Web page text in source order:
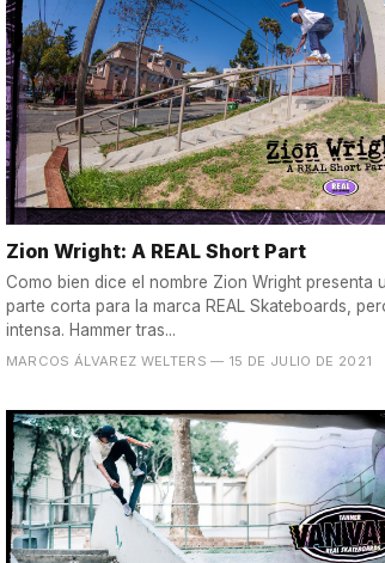
Zion Wright: A REAL Short Part
Como bien dice el nombre Zion Wright presenta
parte corta para la marca REAL Skateboards,
intensa. Hammer tras...
MARCOS ÁLVAREZ WELTERS — 15 DE JULIO DE 2021